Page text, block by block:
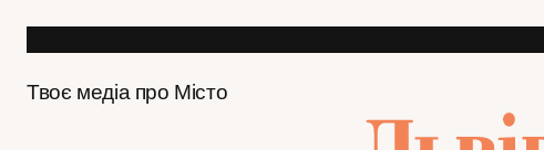
Твоє медіа про Місто